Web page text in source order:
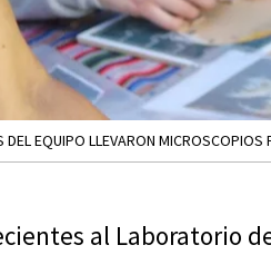
EQUIPO LLEVARON
al Laboratorio